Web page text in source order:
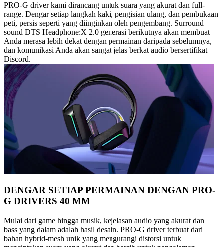
PRO-G driver kami dirancang untuk suara yang akurat dan full-
range. Dengar setiap langkah kaki, pengisian ulang, dan pembukaan
peti, persis seperti yang diinginkan oleh pengembang. Surround
sound DTS Headphone:X 2.0 generasi berikutnya akan membuat
Anda merasa lebih dekat dengan permainan daripada sebelumnya,
dan komunikasi Anda akan sangat jelas berkat audio bersertifikat
Discord.
DENGAR SETIAP PERMAINAN DENGAN PRO-
G DRIVERS 40 MM
Mulai dari game hingga musik, kejelasan audio yang akurat dan
bass yang dalam adalah hasil desain. PRO-G driver terbuat dari
bahan hybrid-mesh unik yang mengurangi distorsi untuk